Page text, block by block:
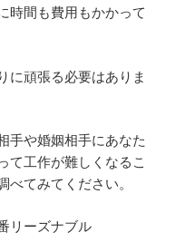
時間も費用もかかって
に頑張る必要はありま
手や婚姻相手にあなた
て工作が難しくなるこ
べてみてください。
リーズナブル